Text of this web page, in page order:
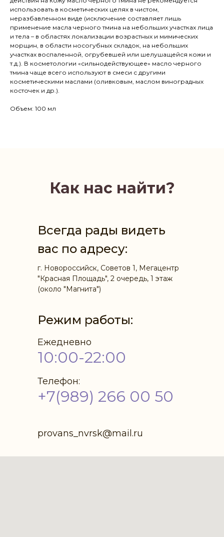
использовать в косметических целях в чистом,
неразбавленном виде (исключение составляет лишь
применение масла черного тмина на небольших участках лица
и тела – в областях локализации возрастных и мимических
морщин, в области носогубных складок, на небольших
участках воспаленной, огрубевшей или шелушащейся кожи и
т.д.). В косметологии «сильнодействующее» масло черного
тмина чаще всего используют в смеси с другими
косметическими маслами (оливковым, маслом виноградных
косточек и др.).
Объем: 100 мл
Как нас найти?
Всегда рады видеть
вас по адресу:
г. Новороссийск, Советов 1, Мегацентр
"Красная Площадь", 2 очередь, 1 этаж
(около "Магнита")
provans_nvrsk@mail.ru
Режим работы:
Ежедневно
Телефон:
10:00-22:00
+7(989) 266 00 50